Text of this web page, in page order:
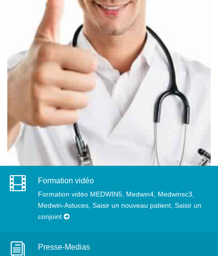
Formation vidéo
Formation vidéo MEDWIN5, Medwin4, Medwinsc3,
Medwin-Astuces, Saisir un nouveau patient, Saisir un
conjoint
Presse-Medias